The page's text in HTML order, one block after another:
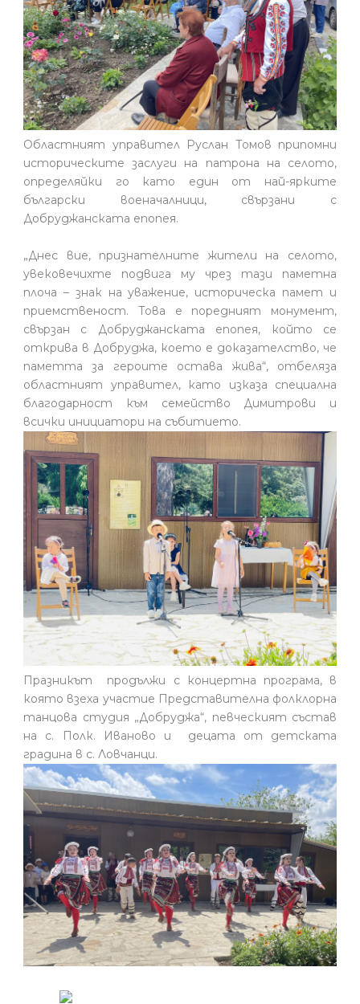
Областният управител Руслан Томов припомни
историческите заслуги на патрона на селото,
определяйки го като един от най-ярките
български военачалници, свързани с
Добруджанската епопея.
„Днес вие, признателните жители на селото,
увековечихте подвига му чрез тази паметна
плоча – знак на уважение, историческа памет и
приемственост. Това е поредният монумент,
свързан с Добруджанската епопея, който се
открива в Добруджа, което е доказателство, че
паметта за героите остава жива“, отбеляза
областният управител, като изказа специална
благодарност към семейство Димитрови и
всички инициатори на събитието.
Празникът продължи с концертна програма, в
която взеха участие Представителна фолклорна
танцова студия „Добруджа“, певческият състав
на с. Полк. Иваново и децата от детската
градина в с. Ловчанци.